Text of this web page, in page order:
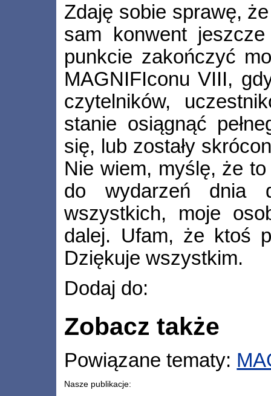
Zdaję sobie sprawę,
sam konwent
punkcie zakończyć
MAGNIFIconu VIII,
czytelników,
stanie osiągnąć
się, lub zostały
Nie wiem, myślę, że
do wydarzeń dnia
wszystkich, moje
dalej. Ufam, że ktoś
Dziękuje wszystkim.
Dodaj do:
Zobacz także
Powiązane tematy:
Nasze publikacje: